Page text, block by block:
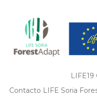
LIFE19
Contacto LIFE Soria